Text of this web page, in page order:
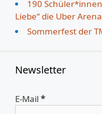
190
Liebe“ die Uber Arena
Sommerfest der
Newsletter
E-Mail *